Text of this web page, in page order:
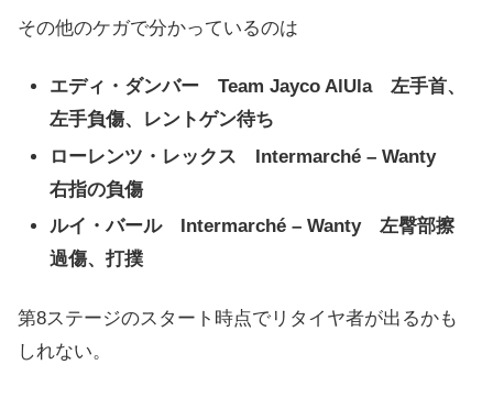
その他のケガで分かっているのは
エディ・ダンバー Team Jayco AlUla 左手首、
左手負傷、レントゲン待ち
ローレンツ・レックス Intermarché – Wanty
右指の負傷
ルイ・バール Intermarché – Wanty 左臀部擦
過傷、打撲
第8ステージのスタート時点でリタイヤ者が出るかも
しれない。